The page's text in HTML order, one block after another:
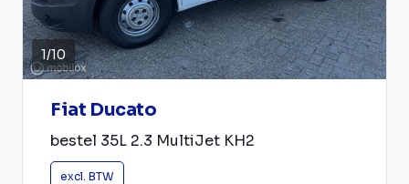
1/10
Fiat Ducato
bestel 35L 2.3 MultiJet KH2
excl. BTW